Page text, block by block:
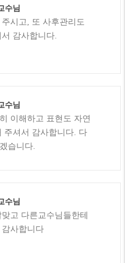
수님
시고, 또 사후관리도
감사합니다.
수님
이해하고 표현도 자연
주셔서 감사합니다. 다
습니다.
수님
고 다른교수님들한테
사합니다